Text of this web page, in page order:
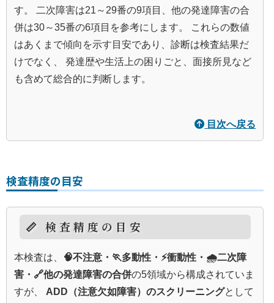
す。 二次障害は21～29番の9項目、他の発達障害の合
併は30～35番の6項目を参考にします。 これらの数値
はあくまで傾向を示す目安であり、診断は検査結果だ
けでなく、 発達歴や生活上の困りごと、面接所見など
も含めて総合的に判断します。
目次へ戻る
検査精度の目安
📏 検査精度の目安
本検査は、
🧠不注意・🏃多動性・⚡衝動性・🌧️二次障
害・🔗他の発達障害の合併の5領域から構成されていま
すが、 ADD（注意欠如障害）のスクリーニングとして